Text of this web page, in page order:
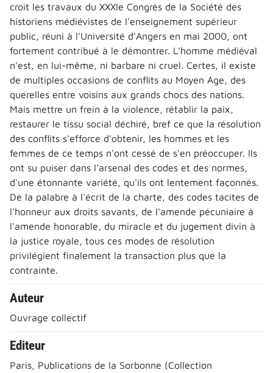
croit les travaux du XXXIe Congrès de la Société des
historiens médiévistes de l'enseignement supérieur
public, réuni à l'Université d'Angers en mai 2000, ont
fortement contribué à le démontrer. L'homme médiéval
n'est, en lui-même, ni barbare ni cruel. Certes, il existe
de multiples occasions de conflits au Moyen Age, des
querelles entre voisins aux grands chocs des nations.
Mais mettre un frein à la violence, rétablir la paix,
restaurer le tissu social déchiré, bref ce que la résolution
des conflits s'efforce d'obtenir, les hommes et les
femmes de ce temps n'ont cessé de s'en préoccuper. Ils
ont su puiser dans l'arsenal des codes et des normes,
d'une étonnante variété, qu'ils ont lentement façonnés.
De la palabre à l'écrit de la charte, des codes tacites de
l'honneur aux droits savants, de l'amende pécuniaire à
l'amende honorable, du miracle et du jugement divin à
la justice royale, tous ces modes de résolution
privilégient finalement la transaction plus que la
contrainte.
Auteur
Ouvrage collectif
Editeur
Paris, Publications de la Sorbonne (Collection